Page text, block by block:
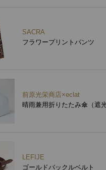
SACRA
フラワープリントパンツ
前原光栄商店×eclat
晴雨兼用折りたたみ傘（遮光
LEFIJE
ゴールドバックルベルト